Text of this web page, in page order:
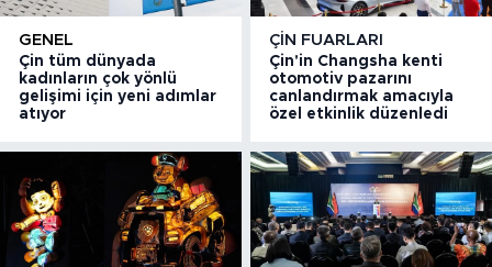
GENEL
Çin tüm dünyada
kadınların çok yönlü
gelişimi için yeni adımlar
atıyor
ÇIN FUARLARI
Çin'in Changsha kenti
otomotiv pazarını
canlandırmak amacıyla
özel etkinlik düzenledi